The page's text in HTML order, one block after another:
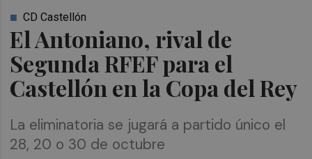
El Antoniano, rival de
Segunda RFEF para el
Castellón en la Copa del Rey
CD Castellón
La eliminatoria se jugará a partido único el
28, 20 o 30 de octubre